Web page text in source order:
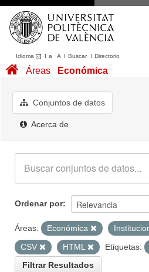
Idioma I a ·A I BuscarI Directorio
Conjuntos de datos
Acerca de
Áreas Económica
Conjuntos de datos
Acerca de
Ordenar por
Áreas: Económica
CSV
HTML Etiquetas:
Filtrar Resultados